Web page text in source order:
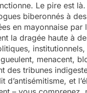
Le pire est
biberonnés à
en mayonnaise par
la dragée haute à
institutionnels,
menacent,
des tribunes
d’antisémitisme, et